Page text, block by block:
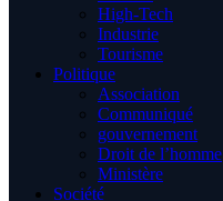
High-Tech
Industrie
Tourisme
Politique
Association
Communiqué
gouvernement
Droit de l’homme
Ministère
Société